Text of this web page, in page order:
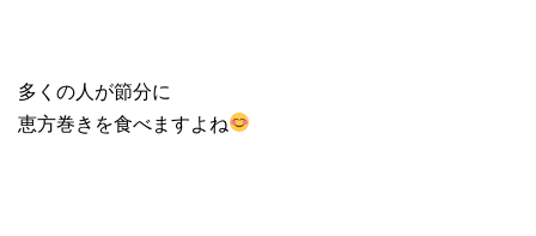
多くの人が節分に
恵方巻きを食べますよね